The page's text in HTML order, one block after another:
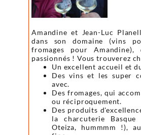
Amandine et Jean-Luc
dans son domaine (vins
fromages pour Amandine),
passionnés ! Vous trouverez
Un excellent accueil et
Des vins et les super
avec.
Des fromages, qui
ou réciproquement.
Des produits
la charcuterie
Oteiza, hummmm !),